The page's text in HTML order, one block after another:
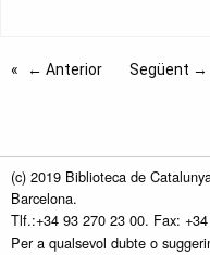
← Anterior Següent →
(c) 2019 Biblioteca de
Barcelona.
Tlf.:+34 93 270 23 00. Fax:
Per a qualsevol dubte o